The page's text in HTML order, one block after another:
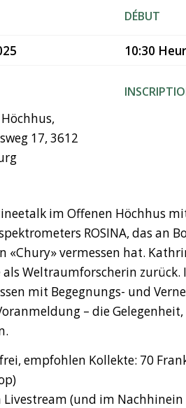
DÉBUT
10:30
17, 3612
im Offenen Höchhus
ROSINA, das an
«Chury» vermessen hat.
als Weltraumforscherin
mit Begegnungs- und
– die
empfohlen Kollekte: 70
(und im Nachhinein